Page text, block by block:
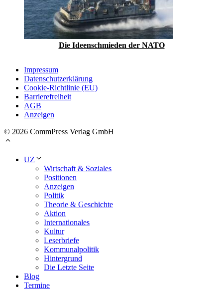
Die Ideenschmieden der NATO
Impressum
Datenschutzerklärung
Cookie-Richtlinie (EU)
Barrierefreiheit
AGB
Anzeigen
© 2026 CommPress Verlag GmbH
UZ
Wirtschaft & Soziales
Positionen
Anzeigen
Politik
Theorie & Geschichte
Aktion
Internationales
Kultur
Leserbriefe
Kommunalpolitik
Hintergrund
Die Letzte Seite
Blog
Termine